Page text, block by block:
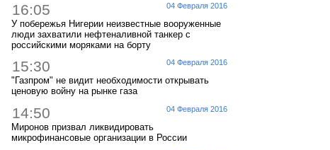
04 Февраля 2016
16:05
У побережья Нигерии неизвестные вооруженные
люди захватили нефтеналивной танкер с
российскими моряками на борту
04 Февраля 2016
15:30
"Газпром" не видит необходимости открывать
ценовую войну на рынке газа
04 Февраля 2016
14:50
Миронов призвал ликвидировать
микрофинансовые организации в России